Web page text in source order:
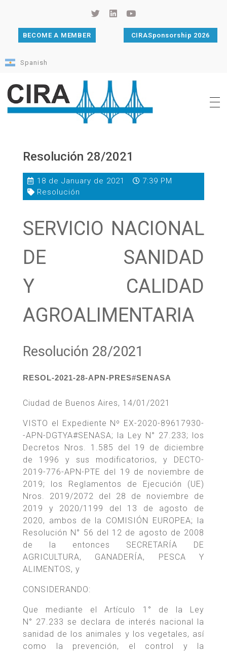
BECOME A MEMBER CIRASponsorship 2026
Spanish
Resolución 28/2021
18 de January de 2021
7:39 PM
Resolución
SERVICIO NACIONAL
DE SANIDAD
Y CALIDAD
AGROALIMENTARIA
Resolución 28/2021
RESOL-2021-28-APN-PRES#SENASA
Ciudad de Buenos Aires, 14/01/2021
VISTO el Expediente Nº EX-2020-89617930-
-APN-DGTYA#SENASA; la Ley N° 27.233; los
Decretos Nros. 1.585 del 19 de diciembre
de 1996 y sus modificatorios, y DECTO-
2019-776-APN-PTE del 19 de noviembre de
2019; los Reglamentos de Ejecución (UE)
Nros. 2019/2072 del 28 de noviembre de
2019 y 2020/1199 del 13 de agosto de
2020, ambos de la COMISIÓN EUROPEA; la
Resolución N° 56 del 12 de agosto de 2008
de la entonces SECRETARÍA DE
AGRICULTURA, GANADERÍA, PESCA Y
ALIMENTOS, y
CONSIDERANDO:
Que mediante el Artículo 1° de la Ley
N° 27.233 se declara de interés nacional la
sanidad de los animales y los vegetales, así
como la prevención, el control y la